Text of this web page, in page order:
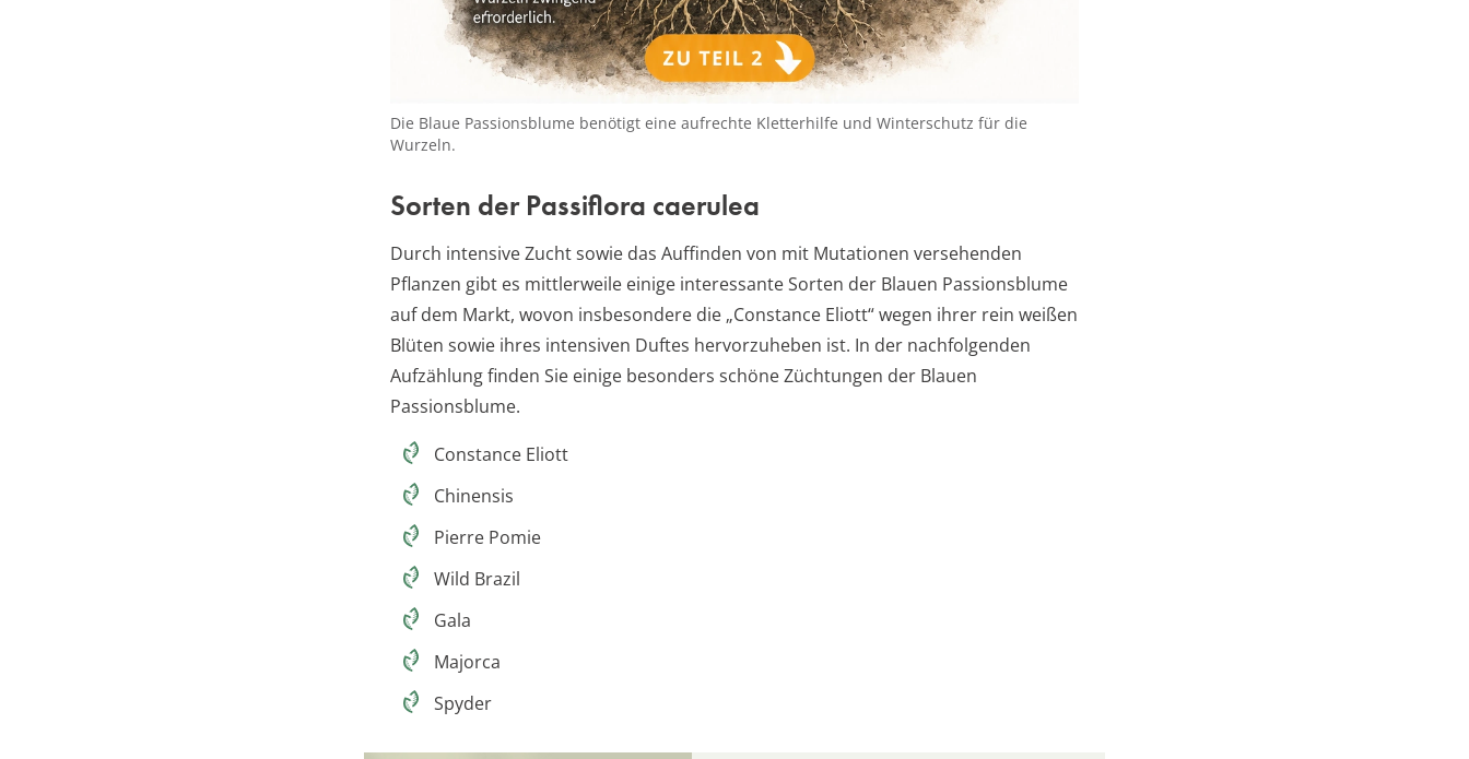
Die Blaue Passionsblume benötigt eine aufrechte Kletterhilfe und Winterschutz für die
Wurzeln.
Sorten der Passiflora caerulea
Durch intensive Zucht sowie das Auffinden von mit Mutationen versehenden
Pflanzen gibt es mittlerweile einige interessante Sorten der Blauen Passionsblume
auf dem Markt, wovon insbesondere die „Constance Eliott“ wegen ihrer rein weißen
Blüten sowie ihres intensiven Duftes hervorzuheben ist. In der nachfolgenden
Aufzählung finden Sie einige besonders schöne Züchtungen der Blauen
Passionsblume.
Constance Eliott
Chinensis
Pierre Pomie
Wild Brazil
Gala
Majorca
Spyder